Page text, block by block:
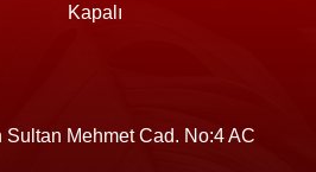
Kapalı
Mehmet Cad. No:4 AC